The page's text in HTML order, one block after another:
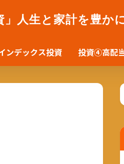
」人生と家計を豊か
ンデックス投資 投資④高配